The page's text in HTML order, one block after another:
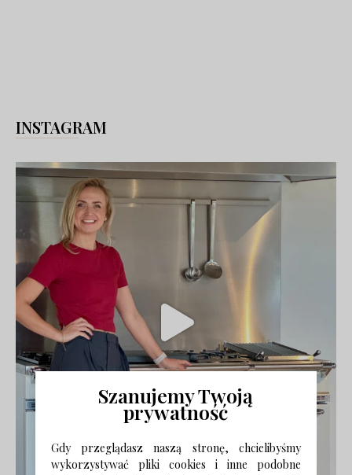
INSTAGRAM
Szanujemy Twoją
prywatność
Gdy przeglądasz naszą stronę, chcielibyśmy
wykorzystywać pliki cookies i inne podobne